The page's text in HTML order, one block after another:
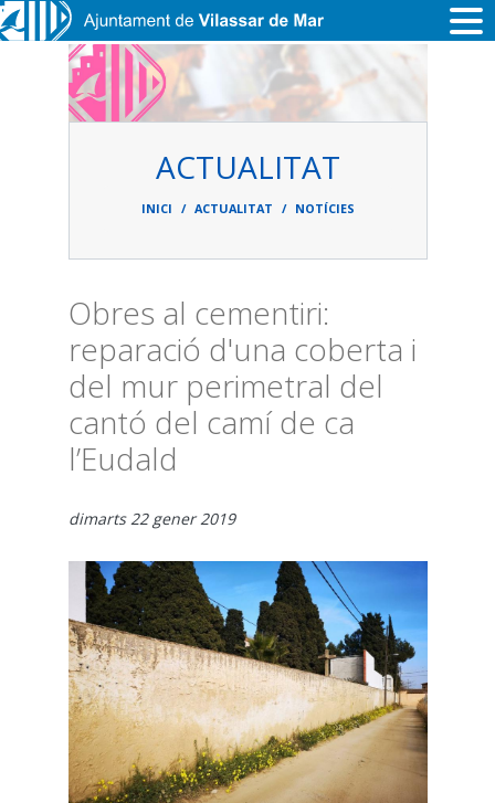
Vés al contingut
ACTUALITAT
d'ariadna
INICI ACTUALITAT NOTÍCIES
Obres al cementiri:
reparació d'una coberta i
del mur perimetral del
cantó del camí de ca
l’Eudald
dimarts 22 gener 2019